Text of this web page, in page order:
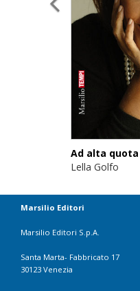
Ad alta quota
Lella Golfo
Marsilio Editori
Marsilio Editori S.p.A.
Santa Marta- Fabbricato 17
30123 Venezia